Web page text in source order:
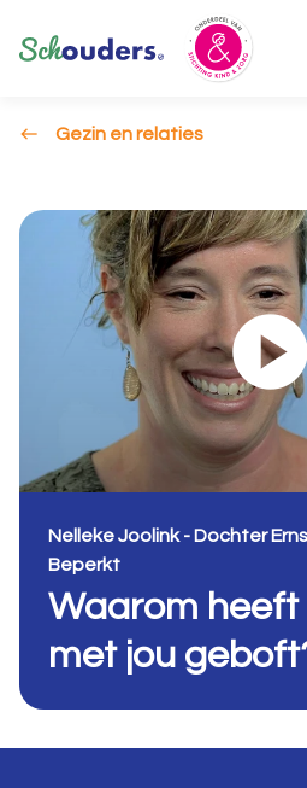
Gezin en relaties
Nelleke Joolink - Dochter
Beperkt
Waarom heeft
met jou